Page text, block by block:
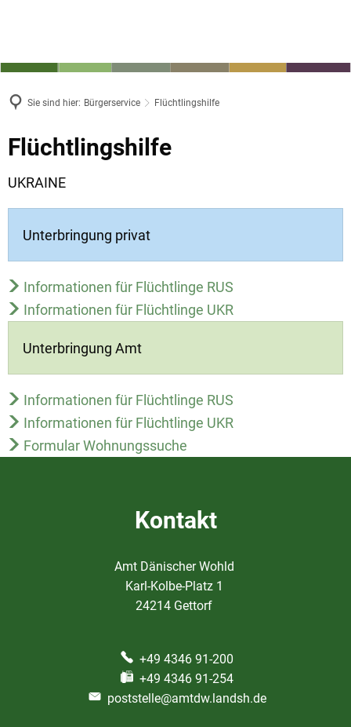
Sie sind hier: Bürgerservice Flüchtlingshilfe
Flüchtlingshilfe
UKRAINE
Unterbringung privat
Informationen für Flüchtlinge RUS
Informationen für Flüchtlinge UKR
Unterbringung Amt
Informationen für Flüchtlinge RUS
Informationen für Flüchtlinge UKR
Formular Wohnungssuche
Kontakt
Amt Dänischer Wohld
Karl-Kolbe-Platz 1
24214 Gettorf
+49 4346 91-200
+49 4346 91-254
poststelle@amtdw.landsh.de